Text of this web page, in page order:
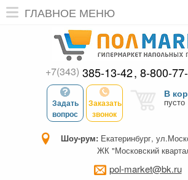
ГЛАВНОЕ МЕНЮ
+7(343) 385-13-42 8-800-
Задать
вопрос
Заказать
звонок
В
пусто
Шоу-рум: Екатеринбург,
ЖК "Московский
pol-market@bk.ru